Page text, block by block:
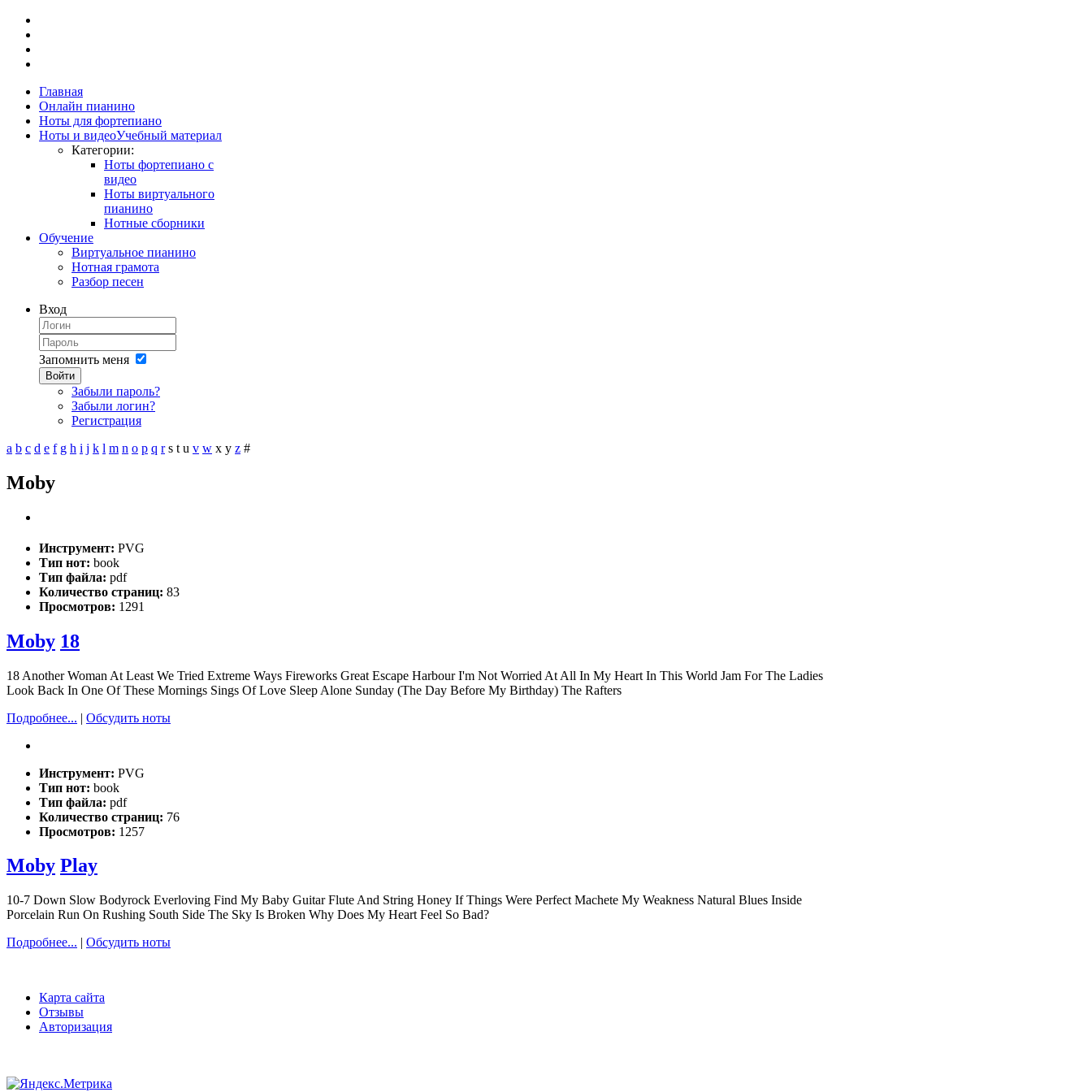
Главная
Онлайн пианино
Ноты для фортепиано
Ноты и видеоУчебный материал
Категории:
Ноты фортепиано с
видео
Ноты виртуального
пианино
Нотные сборники
Обучение
Виртуальное пианино
Нотная грамота
Разбор песен
Вход
Запомнить меня
Войти
Забыли пароль?
Забыли логин?
Регистрация
a b c d e f g h i j k l m n o p q r s t u v w x y z #
Moby
Инструмент: PVG
Тип нот: book
Тип файла: pdf
Количество страниц: 83
Просмотров: 1291
Moby 18
18 Another Woman At Least We Tried Extreme Ways Fireworks Great Escape Harbour I'm Not Worried At All In My Heart In This World Jam For The Ladies
Look Back In One Of These Mornings Sings Of Love Sleep Alone Sunday (The Day Before My Birthday) The Rafters
Подробнее... | Обсудить ноты
Инструмент: PVG
Тип нот: book
Тип файла: pdf
Количество страниц: 76
Просмотров: 1257
Moby Play
10-7 Down Slow Bodyrock Everloving Find My Baby Guitar Flute And String Honey If Things Were Perfect Machete My Weakness Natural Blues Inside
Porcelain Run On Rushing South Side The Sky Is Broken Why Does My Heart Feel So Bad?
Подробнее... | Обсудить ноты
Карта сайта
Отзывы
Авторизация